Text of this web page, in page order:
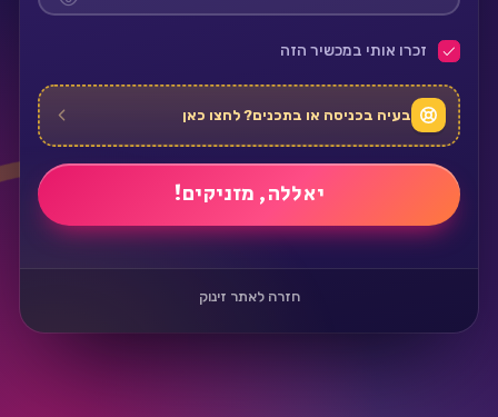
זכרו אותי במכשיר הזה
בעיה בכניסה או בתכנים? לחצו כאן
חזרה לאתר זינוק